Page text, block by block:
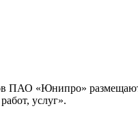
ПАО «Юнипро»
услуг».